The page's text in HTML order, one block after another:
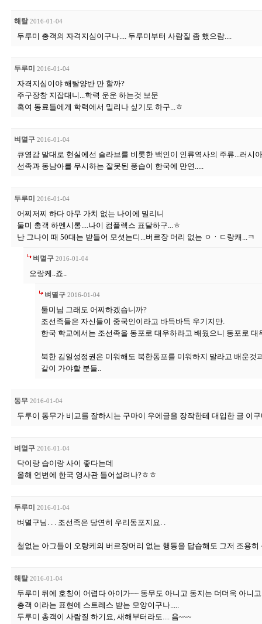
해탈 2016-01-04
두루미 총객의 자격지심이구나.... 두루미부터 사람질 좀 했으람....
두루미 2016-01-04
자격지심이야 해탈양반 만 할까?
주구장창 지잡대니...학력 운운 하는것 보문
혹여 동료들에게 학력에서 밀리나 싶기도 하구...ㅎ
벼멸구 2016-01-04
큐영감 말대로 현실에선 슬라브를 비롯한 백인이 인류역사의 주류...러시
선족과 동남아를 무시하는 잘못된 풍습이 한국에 만연.....
두루미 2016-01-04
어찌저찌 하다 아무 가치 없는 나이에 밀리니
둘미 총객 하멘시롱....나이 컴플렉스 표달하구...ㅎ
난 그나이 때 50대는 받들어 모셧는디...버르장 머리 없는 ㅇㆍㄷ랑캐...ㅋ
벼멸구 2016-01-04
오랑케..죠..
벼멸구 2016-01-04
둘미님 그래도 어찌하겠습니까?
조선족들은 자신들이 중국인이라고 바득바득 우기지만.
한국 학교에서는 조선족을 동포로 대우하라고 배웠으니 동포로 대
북한 김일성정권은 미워해도 북한동포를 미워하지 말라고 배운것
같이 가야할 분들..
동무 2016-01-04
두루이 동무가 비교를 잘하시는 구마이 우에글을 장작한테 대입한 글 이구
벼멸구 2016-01-04
닥이랑 습이랑 사이 좋다는데
올해 연변에 한국 영사관 들어설려나?ㅎㅎ
두루미 2016-01-04
벼멸구님. . . 조선족은 당연히 우리동포지요. .
철없는 아그들이 오랑케의 버르장머리 없는 행동을 답습해도 그저 조용
해탈 2016-01-04
두루미 뒤에 호칭이 어렵다 아이가~~ 동무도 아니고 동지는 더더욱 아니
총객 이라는 표현에 스트레스 받는 모양이구나.....
두루미 총객이 사람질 하기요, 새해부터라도.... 음~~~